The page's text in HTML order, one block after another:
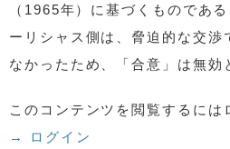
（1965年）に基づくものであ
ーリシャス側は、脅迫的な交渉
なかったため、「合意」は無効
このコンテンツを閲覧するには
→ ログイン